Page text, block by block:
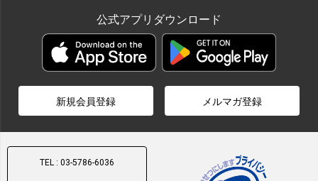
公式アプリダウンロード
新規会員登録 メルマガ登録
TEL : 03-5786-6036